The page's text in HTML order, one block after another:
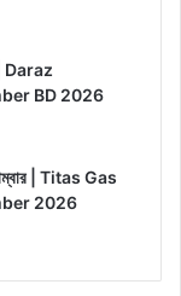
| Daraz
BD 2026
| Titas Gas
2026